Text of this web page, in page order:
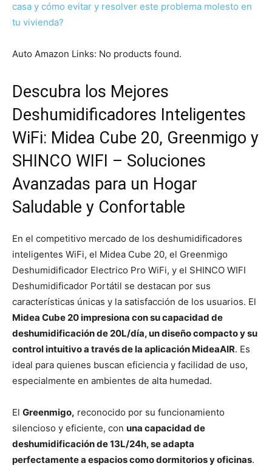
casa y cómo evitar y resolver este problema molesto en
tu vivienda?
Auto Amazon Links: No products found.
Descubra los Mejores
Deshumidificadores Inteligentes
WiFi: Midea Cube 20, Greenmigo y
SHINCO WIFI – Soluciones
Avanzadas para un Hogar
Saludable y Confortable
En el competitivo mercado de los deshumidificadores
inteligentes WiFi, el Midea Cube 20, el Greenmigo
Deshumidificador Electrico Pro WiFi, y el SHINCO WIFI
Deshumidificador Portátil se destacan por sus
características únicas y la satisfacción de los usuarios. El
Midea Cube 20 impresiona con su capacidad de
deshumidificación de 20L/día, un diseño compacto y su
control intuitivo a través de la aplicación MideaAIR. Es
ideal para quienes buscan eficiencia y facilidad de uso,
especialmente en ambientes de alta humedad.
El Greenmigo, reconocido por su funcionamiento
silencioso y eficiente, con una capacidad de
deshumidificación de 13L/24h, se adapta
perfectamente a espacios como dormitorios y oficinas.